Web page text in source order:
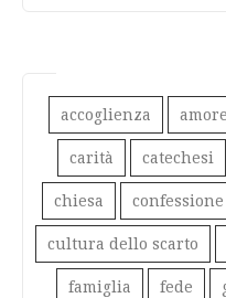
accoglienza amore
carità catechesi
chiesa confessione
cultura dello scarto
famiglia fede